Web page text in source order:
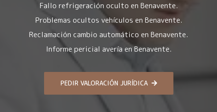
Fallo refrigeración oculto en Benavente.
Problemas ocultos vehículos en Benavente.
Reclamación cambio automático en Benavente.
Informe pericial avería en Benavente.
PEDIR VALORACIÓN JURÍDICA